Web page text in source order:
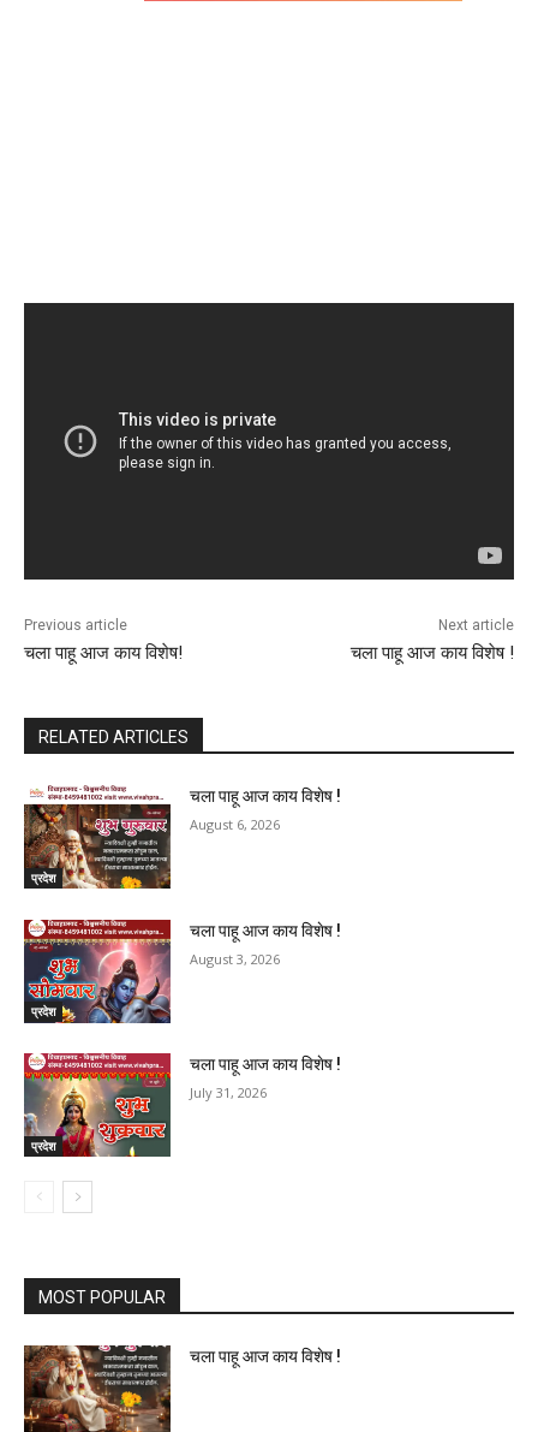
Previous article
चला पाहू आज काय विशेष!
Next article
चला पाहू आज काय विशेष !
RELATED ARTICLES
प्रदेश
चला पाहू आज काय विशेष !
August 6, 2026
प्रदेश
चला पाहू आज काय विशेष !
August 3, 2026
प्रदेश
चला पाहू आज काय विशेष !
July 31, 2026
MOST POPULAR
चला पाहू आज काय विशेष !